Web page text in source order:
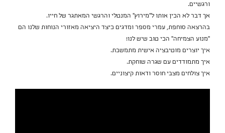
ורגשיים.
אך דבר לא הכין אותו ל"מירוץ" המנטלי והרגשי המאתגר של חייו.
בהרצאה סוחפת, עמרי מספר ומדגים כיצד היציאה מאזורי הנוחות שלנו הם
"מנוע הצמיחה" הכי טוב שיש לנו!
איך יוצרים מוטיבציה אישית מתמשכת.
איך מתמודדים עם שגרה שוחקת.
איך צולחים מצבי חוסר ודאות קיצוניים.